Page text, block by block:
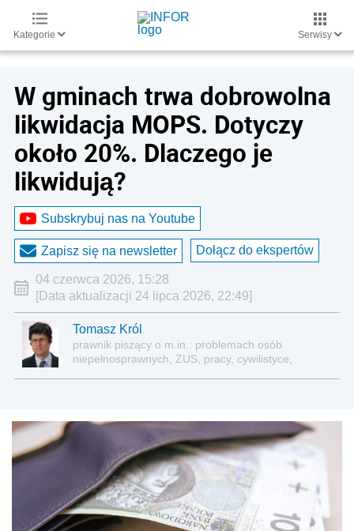
Kategorie Serwisy
W gminach trwa dobrowolna
likwidacja MOPS. Dotyczy
około 20%. Dlaczego je
likwidują?
Subskrybuj nas na Youtube
Zapisz się na newsletter Dołącz do ekspertów
04 czerwca 2026, 15:28
[Data aktualizacji 24 lipca 2026, 22:49]
Tomasz Król
prawnik piszący o m.in.: problemach osób
niepełnosprawnych, ZUS, pracy, cywilistyce,